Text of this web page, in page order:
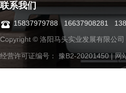
联系我们
15837979788 16637908281
Copyright © 洛阳马头实业发展有限公
经营许可证编号： 豫B2-20201450 | 网